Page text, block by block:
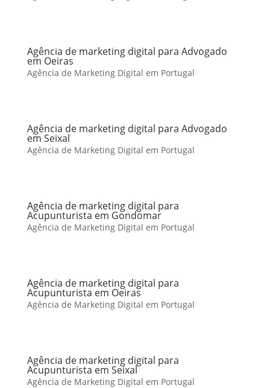
Agência de marketing digital para Advogado
em Oeiras
Agência de Marketing Digital em Portugal
Agência de marketing digital para Advogado
em Seixal
Agência de Marketing Digital em Portugal
Agência de marketing digital para
Acupunturista em Gondomar
Agência de Marketing Digital em Portugal
Agência de marketing digital para
Acupunturista em Oeiras
Agência de Marketing Digital em Portugal
Agência de marketing digital para
Acupunturista em Seixal
Agência de Marketing Digital em Portugal